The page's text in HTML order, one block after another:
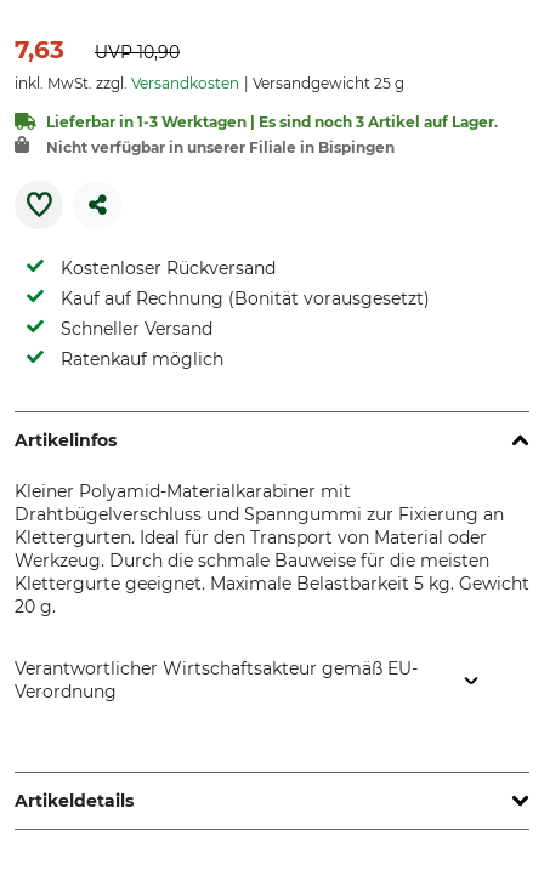
7,63 UVP10,90
inkl. MwSt. zzgl. Versandkosten Versandgewicht 25 g
Lieferbar in 1-3 Werktagen | Es sind noch 3 Artikel auf Lager.
Nicht verfügbar in unserer Filiale in Bispingen
Kostenloser Rückversand
Kauf auf Rechnung (Bonität vorausgesetzt)
Schneller Versand
Ratenkauf möglich
Artikelinfos
Kleiner Polyamid-Materialkarabiner mit
Drahtbügelverschluss und Spanngummi zur Fixierung an
Klettergurten. Ideal für den Transport von Material oder
Werkzeug. Durch die schmale Bauweise für die meisten
Klettergurte geeignet. Maximale Belastbarkeit 5 kg. Gewicht
20 g.
Verantwortlicher Wirtschaftsakteur gemäß EU-
Verordnung
(BG), Italy, www.climbingtechnology.com
Artikeldetails